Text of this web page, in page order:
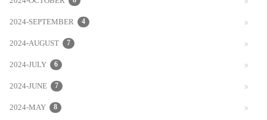
2024-SEPTEMBER 4
2024-AUGUST 7
2024-JULY 6
2024-JUNE 7
2024-MAY 8